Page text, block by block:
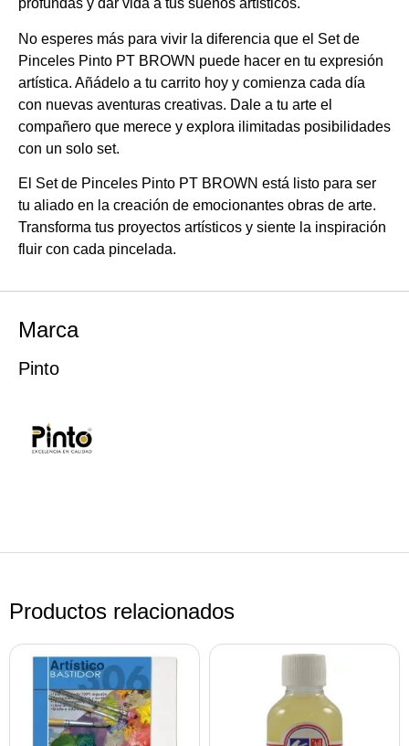
profundas y dar vida a tus sueños artísticos.
No esperes más para vivir la diferencia que el Set de
Pinceles Pinto PT BROWN puede hacer en tu expresión
artística. Añádelo a tu carrito hoy y comienza cada día
con nuevas aventuras creativas. Dale a tu arte el
compañero que merece y explora ilimitadas posibilidades
con un solo set.
El Set de Pinceles Pinto PT BROWN está listo para ser
tu aliado en la creación de emocionantes obras de arte.
Transforma tus proyectos artísticos y siente la inspiración
fluir con cada pincelada.
Marca
Pinto
Productos relacionados